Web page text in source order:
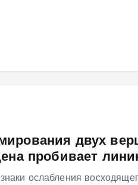
двух
пробивает
ослабления